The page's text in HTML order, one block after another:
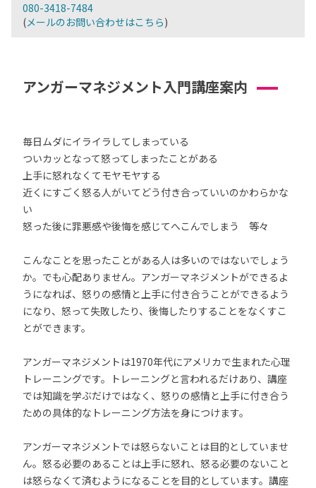
080-3418-7484
(メールのお問い合わせはこちら)
アンガーマネジメント入門講座案内
毎日ムダにイライラしてしまっている
ついカッとなって怒ってしまったことがある
上手に怒れなくてモヤモヤする
近くにすごく怒る人がいてどう付き合っていいのかわらかな
い
怒った後に罪悪感や後悔を感じてへこんでしまう 等々
こんなことを思ったことがある人は多いのではないでしょう
か。でも心配ありません。アンガーマネジメントができるよ
うになれば、怒りの感情と上手に付き合うことができるよう
になり、怒って失敗したり、後悔したりすることをなくすこ
とができます。
アンガーマネジメントは1970年代にアメリカで生まれた心理
トレーニングです。トレーニングと言われるだけあり、講座
では知識を学ぶだけではなく、怒りの感情と上手に付き合う
ための具体的なトレーニング方法を身につけます。
アンガーマネジメントでは怒らないことは目的としていませ
ん。怒る必要のあることは上手に怒れ、怒る必要のないこと
は怒らなくて済むようになることを目的としています。講座